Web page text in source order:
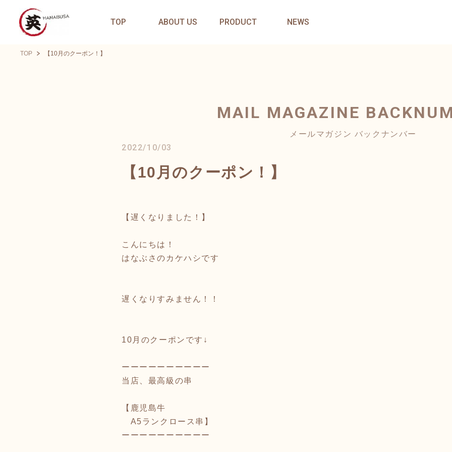
TOP ABOUT US PRODUCT NEWS
TOP 【10月のクーポン！】
MAIL MAGAZINE
メールマガジン バックナンバー
2022/10/03
【10月のクーポン！】
【遅くなりました！】
こんにちは！
はなぶさのカケハシです
遅くなりすみません！！
10月のクーポンです↓
ーーーーーーーーーー
当店、最高級の串
【鹿児島牛
A5ランクロース串】
ーーーーーーーーーー